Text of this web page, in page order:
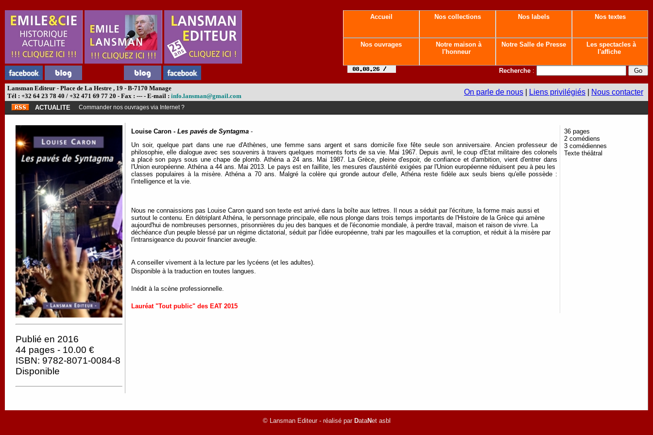
Accueil Nos collections Nos labels Nos textes
Nos ouvrages
Notre maison à
l'honneur
Notre Salle de Presse
Les spectacles à
l'affiche
Recherche :
Lansman Editeur - Place de La Hestre , 19 - B-7170 Manage
Tél : +32 64 23 78 40 / +32 471 69 77 20 - Fax : --- - E-mail : info.lansman@gmail.com On parle de nous Liens privilégiés Nous contacter
ACTUALITE Commander nos ouvrages via Internet ?
Publié en 2016
44 pages - 10.00 €
ISBN: 9782-8071-0084-8
Disponible
Louise Caron - Les pavés de Syntagma -
Un soir, quelque part dans une rue d'Athènes, une femme sans argent et sans domicile fixe fête seule son anniversaire. Ancien professeur de
philosophie, elle dialogue avec ses souvenirs à travers quelques moments forts de sa vie. Mai 1967. Depuis avril, le coup d'Etat militaire des colonels
a placé son pays sous une chape de plomb. Athéna a 24 ans. Mai 1987. La Grèce, pleine d'espoir, de confiance et d'ambition, vient d'entrer dans
l'Union européenne. Athéna a 44 ans. Mai 2013. Le pays est en faillite, les mesures d'austérité exigées par l'Union européenne réduisent peu à peu les
classes populaires à la misère. Athéna a 70 ans. Malgré la colère qui gronde autour d'elle, Athéna reste fidèle aux seuls biens qu'elle possède :
l'intelligence et la vie.
Nous ne connaissions pas Louise Caron quand son texte est arrivé dans la boîte aux lettres. Il nous a séduit par l'écriture, la forme mais aussi et
surtout le contenu. En détriplant Athéna, le personnage principale, elle nous plonge dans trois temps importants de l'Histoire de la Grèce qui amène
aujourd'hui de nombreuses personnes, prisonnières du jeu des banques et de l'économie mondiale, à perdre travail, maison et raison de vivre. La
déchéance d'un peuple blessé par un régime dictatorial, séduit par l'idée européenne, trahi par les magouilles et la corruption, et réduit à la misère par
l'intransigeance du pouvoir financier aveugle.
A conseiller vivement à la lecture par les lycéens (et les adultes).
Disponible à la traduction en toutes langues.
Inédit à la scène professionnelle.
Lauréat "Tout public" des EAT 2015
36 pages
2 comédiens
3 comédiennes
Texte théâtral
© Lansman Editeur - réalisé par DataNet asbl